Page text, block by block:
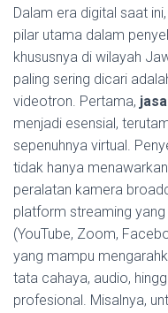
Dalam era digital saat
pilar utama dalam
khususnya di wilayah
paling sering dicari
videotron. Pertama,
menjadi esensial,
sepenuhnya virtual.
tidak hanya
peralatan kamera
platform streaming
(YouTube, Zoom,
yang mampu
tata cahaya, audio,
profesional. Misalnya,